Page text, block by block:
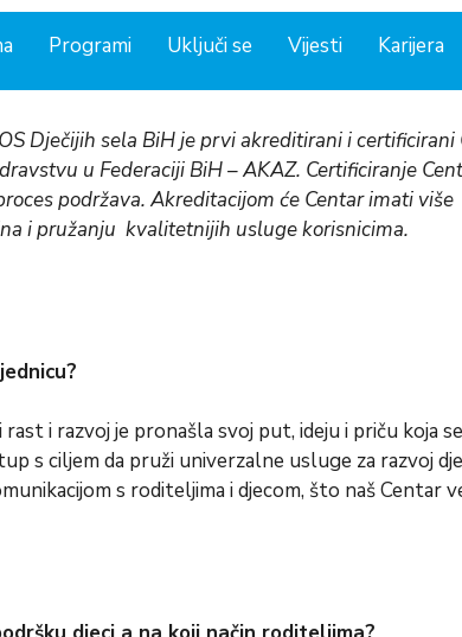
Programi Uključi se Vijesti Karijera
Dječijih sela BiH je prvi akreditirani i
u Federaciji BiH – AKAZ. Certificiranje
podržava. Akreditacijom će Centar imati
i pružanju kvalitetnijih usluge korisnicima.
rast i razvoj je pronašla svoj put, ideju i priču
s ciljem da pruži univerzalne usluge za razvoj
s roditeljima i djecom, što naš Centar